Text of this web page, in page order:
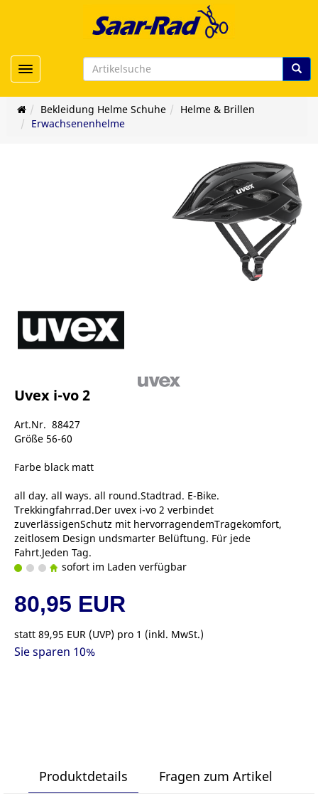
Toggle navigation
Bekleidung Helme Schuhe
Helme & Brillen
Erwachsenenhelme
Uvex i-vo 2
Art.Nr. 88427
Größe 56-60
Farbe black matt
all day. all ways. all round.Stadtrad. E-Bike.
Trekkingfahrrad.Der uvex i-vo 2 verbindet
zuverlässigenSchutz mit hervorragendemTragekomfort,
zeitlosem Design undsmarter Belüftung. Für jede
Fahrt.Jeden Tag.
sofort im Laden verfügbar
80,95 EUR
statt 89,95 EUR (UVP) pro 1 (inkl. MwSt.)
Sie sparen 10%
Produktdetails Fragen zum Artikel